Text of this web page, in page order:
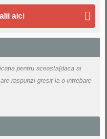
aici
pentru aceasta(daca ai
raspunzi gresit la o intrebare